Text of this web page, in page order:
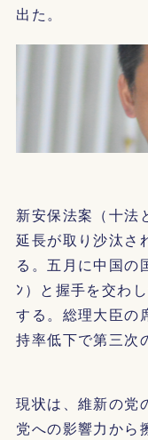
出た。
新安保法案（十法
延長が取り沙汰さ
る。五月に中国の
ﾝ）と握手を交わ
する。総理大臣の
持率低下で第三次
現状は、維新の党
党への影響力から